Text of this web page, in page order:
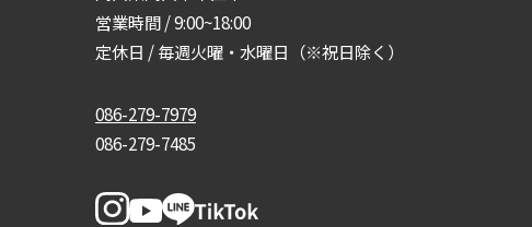
営業時間 / 9:00~18:00
定休日 / 毎週火曜・水曜日（※祝日除く）
086-279-7979
086-279-7485